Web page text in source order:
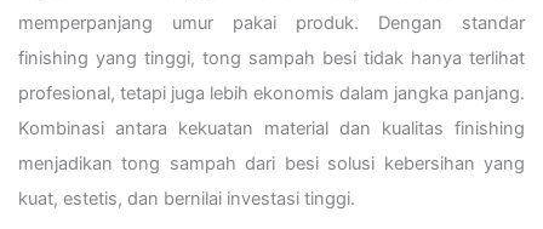
memperpanjang umur pakai produk. Dengan standar
finishing yang tinggi, tong sampah besi tidak hanya terlihat
profesional, tetapi juga lebih ekonomis dalam jangka panjang.
Kombinasi antara kekuatan material dan kualitas finishing
menjadikan tong sampah dari besi solusi kebersihan yang
kuat, estetis, dan bernilai investasi tinggi.